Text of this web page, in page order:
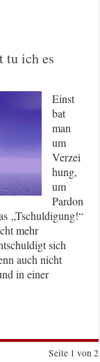
tu ich es
Einst
bat
man
um
Verzei
hung,
um
Pardon
„Tschuldigung!“
mehr
sich
auch nicht
in einer
Seite 1 von 2